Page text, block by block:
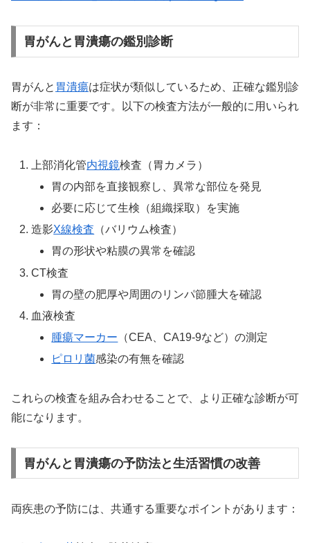
胃がんと胃潰瘍の鑑別診断
胃がんと 胃潰瘍は症状が類似しているため、正確な鑑別診
断が非常に重要です。以下の検査方法が一般的に用いられ
ます：
上部消化管内視鏡検査（胃カメラ）
胃の内部を直接観察し、異常な部位を発見
必要に応じて生検（組織採取）を実施
造影X線検査 （バリウム検査）
胃の形状や粘膜の異常を確認
CT検査
胃の壁の肥厚や周囲のリンパ節腫大を確認
血液検査
腫瘍マーカー （CEA、CA19-9など）の測定
ピロリ菌感染の有無を確認
これらの検査を組み合わせることで、より正確な診断が可
能になります。
胃がんと胃潰瘍の予防法と生活習慣の改善
両疾患の予防には、共通する重要なポイントがあります：